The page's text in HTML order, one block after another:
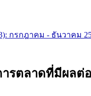
กรกฎาคม - ธันวาคม
รตลาดที่มีผลต่